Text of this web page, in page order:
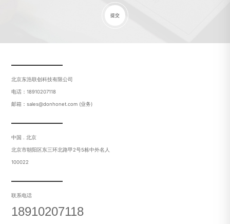
提交
北京东浩联创科技有限公司
电话：18910207118
邮箱：sales@donhonet.com (业务)
中国 . 北京
北京市朝阳区东三环北路甲2号5栋中外名人
100022
联系电话
18910207118